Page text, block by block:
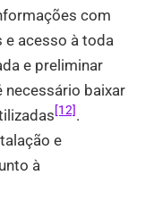
com
acesso à toda
e preliminar
necessário baixar
[12].
e
à